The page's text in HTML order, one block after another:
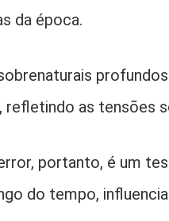
da época.
refletindo as tensões
portanto, é um
do tempo,